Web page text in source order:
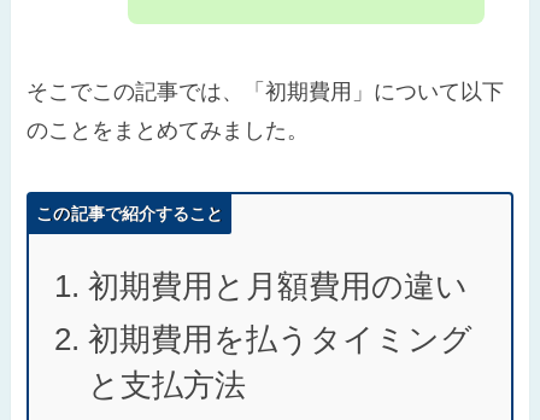
そこでこの記事では、「初期費用」について以下
のことをまとめてみました。
この記事で紹介すること
初期費用と月額費用の違い
初期費用を払うタイミング
と支払方法